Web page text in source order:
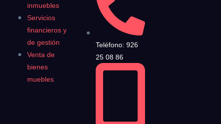
inmuebles
Servicios
financieros y
de gestión
Venta de
bienes
muebles
Teléfono: 926
25 08 86